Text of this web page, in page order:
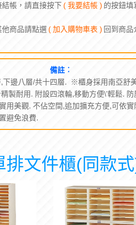
帳，請直接按下 ( 我要結帳 ) 的按鈕填
商品請點選 ( 加入購物車表 ) 回到商品
備註︰
下邊八層/共十四層. ※櫃身採用南亞舒
製耐用. 附設四滾輪,移動方便\'輕鬆. 防
用美觀. 不佔空間,追加擴充方便,可依實
避免浪費.
排文件櫃(同款